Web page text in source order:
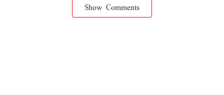
Show Comments